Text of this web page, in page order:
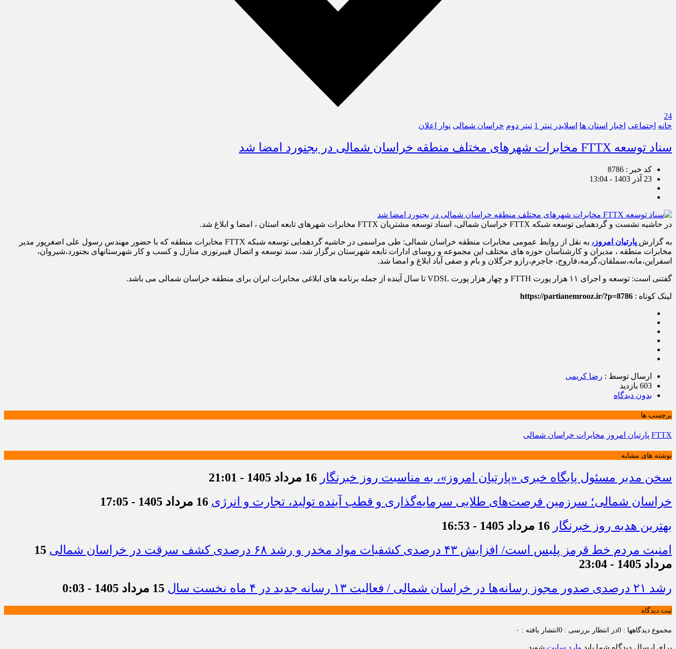
24
خانه اجتماعی اخبار استان ها اسلایدر تیتر 1 تیتر دوم خراسان شمالی نوار اعلان
سناد توسعه FTTX مخابرات شهرهای مختلف منطقه خراسان شمالی در بجنورد امضا شد
کد خبر : 8786
23 آذر 1403 - 13:04
در حاشیه نشست و گردهمایی توسعه شبکه FTTX خراسان شمالی، اسناد توسعه مشتریان FTTX مخابرات شهرهای تابعه استان ، امضا و ابلاغ شد.
به گزارش پارتیان امروز،
به نقل از روابط عمومی مخابرات منطقه خراسان شمالی: طی مراسمی در حاشیه گردهمایی توسعه شبکه FTTX مخابرات منطقه که با حضور مهندس رسول علی اصغرپور مدیر
مخابرات منطقه ، مدیران و کارشناسان حوزه های مختلف این مجموعه و روسای ادارات تابعه شهرستان برگزار شد، سند توسعه و اتصال فیبرنوری منازل و کسب و کار شهرستانهای بجنورد،شیروان،
اسفراین،مانه،سملقان،گرمه،فاروج، جاجرم،رازو جرگلان و بام و صفی آباد ابلاغ و امضا شد.
گفتنی است: توسعه و اجرای ۱۱ هزار پورت FTTH و چهار هزار پورت VDSL تا سال آینده از جمله برنامه های ابلاغی مخابرات ایران برای منطقه خراسان شمالی می باشد.
لینک کوتاه : https://partianemrooz.ir/?p=8786
ارسال توسط : رضا کریمی
603 بازدید
بدون دیدگاه
برچسب ها
FTTX پارتیان امروز مخابرات خراسان شمالی
نوشته های مشابه
سخن مدیر مسئول پایگاه خبری «پارتیان امروز»، به مناسبت روز خبرنگار 16 مرداد 1405 - 21:01
خراسان شمالی؛ سرزمین فرصت‌های طلایی سرمایه‌گذاری و قطب آینده تولید، تجارت و انرژی 16 مرداد 1405 - 17:05
بهترین هدیه روز خبرنگار 16 مرداد 1405 - 16:53
امنیت مردم خط قرمز پلیس است/ افزایش ۴۳ درصدی کشفیات مواد مخدر و رشد ۶۸ درصدی کشف سرقت در خراسان شمالی
15
مرداد 1405 - 23:04
رشد ۲۱ درصدی صدور مجوز رسانه‌ها در خراسان شمالی / فعالیت ۱۳ رسانه جدید در ۴ ماه نخست سال
15 مرداد 1405 - 0:03
ثبت دیدگاه
مجموع دیدگاهها : 0 در انتظار بررسی : 0 انتشار یافته : ۰
برای ارسال دیدگاه شما باید وارد سایت شوید.